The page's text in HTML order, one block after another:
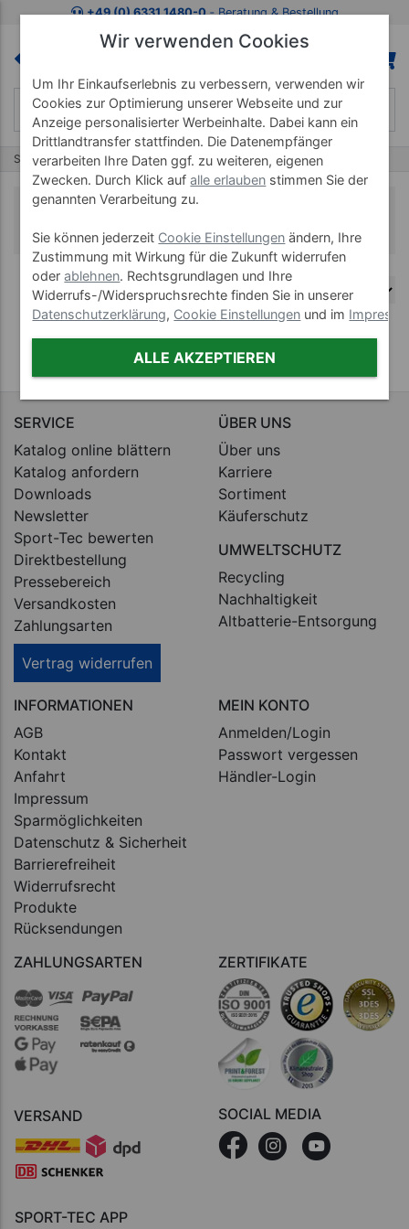
+49 (0) 6331 1480-0 ‐ Beratung & Bestellung
Start Massagepräparate Massagekerzen
Massagekerzen
SERVICE
Katalog online blättern
Katalog anfordern
Downloads
Newsletter
Sport-Tec bewerten
Direktbestellung
Pressebereich
Versandkosten
Zahlungsarten
Vertrag widerrufen
ÜBER UNS
Über uns
Karriere
Sortiment
Käuferschutz
UMWELTSCHUTZ
Recycling
Nachhaltigkeit
Altbatterie-Entsorgung
INFORMATIONEN
AGB
Kontakt
Anfahrt
Impressum
Sparmöglichkeiten
Datenschutz & Sicherheit
Barrierefreiheit
Widerrufsrecht
Produkte
Rücksendungen
MEIN KONTO
Anmelden/Login
Passwort vergessen
Händler-Login
ZAHLUNGSARTEN
VERSAND
ZERTIFIKATE
SOCIAL MEDIA
SPORT-TEC APP
Wir verwenden Cookies
Um Ihr Einkaufserlebnis zu verbessern, verwenden wir
Cookies zur Optimierung unserer Webseite und zur
Anzeige personalisierter Werbeinhalte. Dabei kann ein
Drittlandtransfer stattfinden. Die Datenempfänger
verarbeiten Ihre Daten ggf. zu weiteren, eigenen
Zwecken. Durch Klick aufalle erlauben stimmen Sie der
genannten Verarbeitung zu.
Sie können jederzeit Cookie Einstellungen ändern, Ihre
Zustimmung mit Wirkung für die Zukunft widerrufen
oderablehnen. Rechtsgrundlagen und Ihre
Widerrufs-/Widerspruchsrechte finden Sie in unserer
Datenschutzerklärung, Cookie Einstellungen und im
ALLE AKZEPTIEREN